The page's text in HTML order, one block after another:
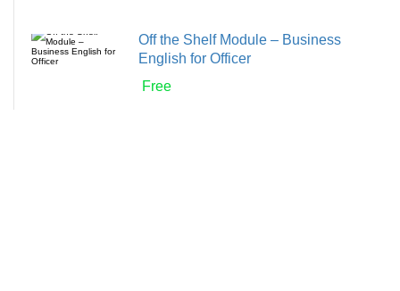
Off the Shelf Module – Business
English for Officer
Free